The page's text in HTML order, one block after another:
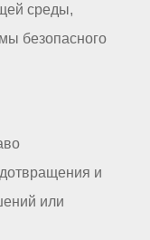
среды,
безопасного
и
или